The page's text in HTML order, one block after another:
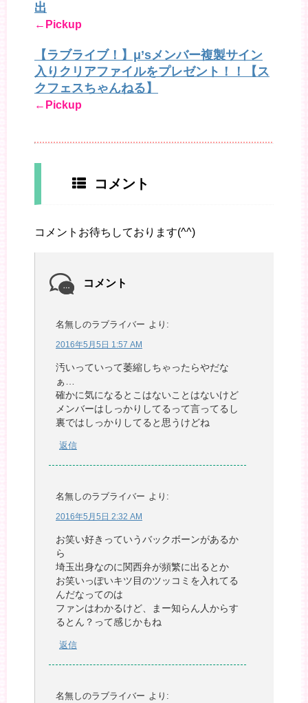
出
←Pickup
【ラブライブ！】μ’sメンバー複製サイン
入りクリアファイルをプレゼント！！【ス
クフェスちゃんねる】
←Pickup
コメント
コメントお待ちしております(^^)
コメント
名無しのラブライバー より:
2016年5月5日 1:57 AM
汚いっていって萎縮しちゃったらやだな
ぁ…
確かに気になるとこはないことはないけど
メンバーはしっかりしてるって言ってるし
裏ではしっかりしてると思うけどね
返信
名無しのラブライバー より:
2016年5月5日 2:32 AM
お笑い好きっていうバックボーンがあるか
ら
埼玉出身なのに関西弁が頻繁に出るとか
お笑いっぽいキツ目のツッコミを入れてる
んだなってのは
ファンはわかるけど、まー知らん人からす
るとん？って感じかもね
返信
名無しのラブライバー より: